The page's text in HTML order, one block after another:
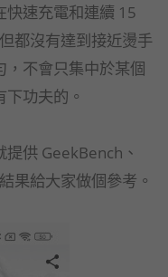
快速充電和連續 15
都沒有達到接近燙手
，不會只集中於某個
功夫的。
供 GeekBench、
果給大家做個參考。